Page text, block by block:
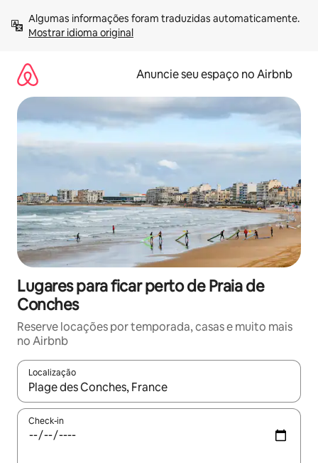
para
Mostrar idioma original
Anuncie seu espaço no Airbnb
Lugares para ficar perto de Praia de
Conches
Reserve locações por temporada, casas e muito mais
no Airbnb
Localização
Quando os resultados estiverem disponíveis, explore-os
Check-in